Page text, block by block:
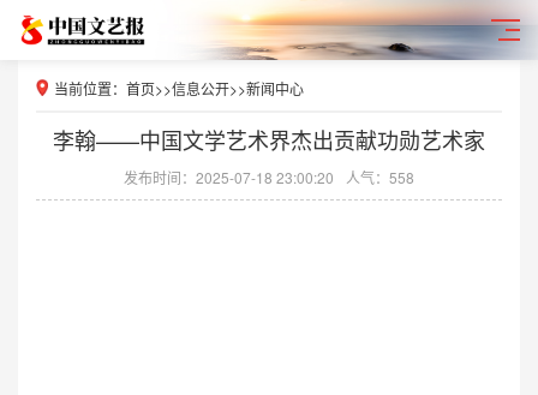
当前位置： 首页>>信息公开>>新闻中心
​李翰——中国文学艺术界杰出贡献功勋艺术家
发布时间：2025-07-18 23:00:20 人气：558